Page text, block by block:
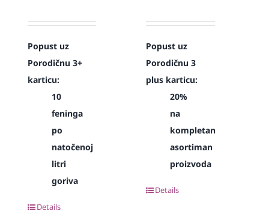
Popust uz
Porodičnu 3+
karticu:
10
feninga
po
natočenoj
litri
goriva
Details
Popust uz
Porodičnu 3
plus karticu:
20%
na
kompletan
asortiman
proizvoda
Details